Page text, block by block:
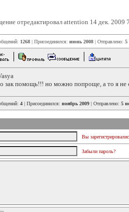
отредактировал attention 14 дек. 2009
1268 | Присоединился: июнь 2008 | Отправлено: 5
зак помощь!!! но можно попроще, а то я не
4 | Присоединился: ноябрь 2009 | Отправлено: 5
Вы
Забыли пароль?